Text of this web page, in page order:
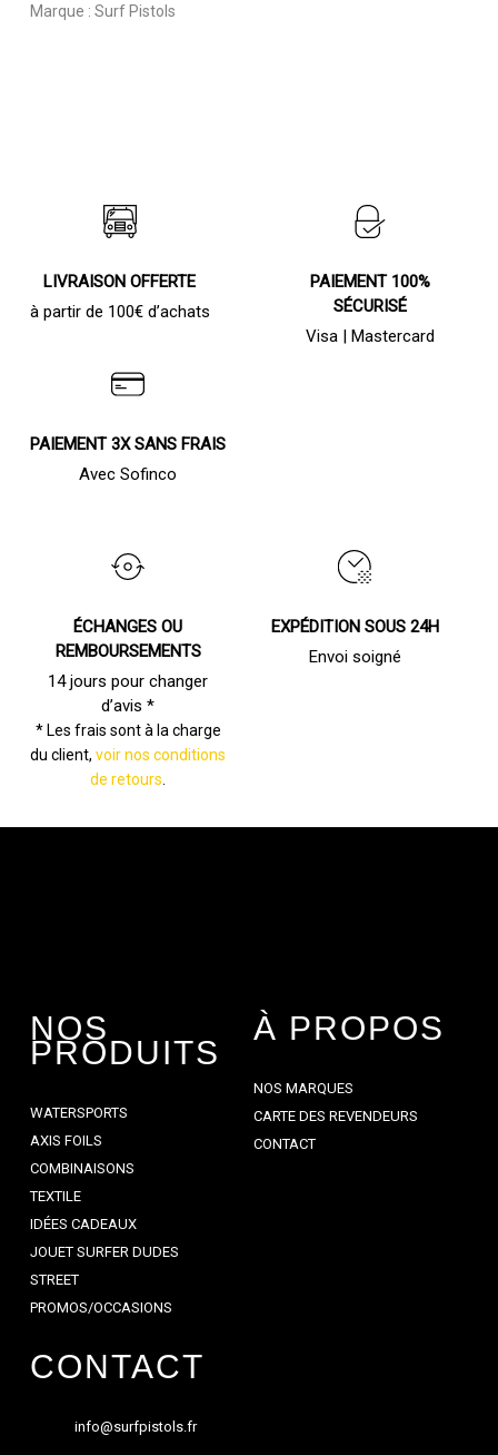
Marque : Surf Pistols
LIVRAISON OFFERTE
à partir de 100€ d’achats
PAIEMENT 100%
SÉCURISÉ
Visa | Mastercard
PAIEMENT 3X SANS FRAIS
Avec Sofinco
ÉCHANGES OU
REMBOURSEMENTS
14 jours pour changer
d’avis *
* Les frais sont à la charge
du client,voir nos conditions
de retours
EXPÉDITION SOUS 24H
Envoi soigné
NOS
PRODUITS
WATERSPORTS
AXIS FOILS
COMBINAISONS
TEXTILE
IDÉES CADEAUX
JOUET SURFER DUDES
STREET
PROMOS/OCCASIONS
À PROPOS
NOS MARQUES
CARTE DES REVENDEURS
CONTACT
CONTACT
info@surfpistols.fr